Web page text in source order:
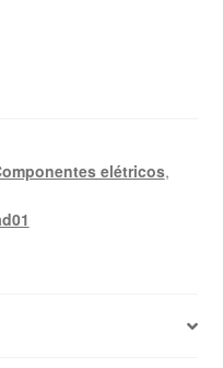
elétricos,